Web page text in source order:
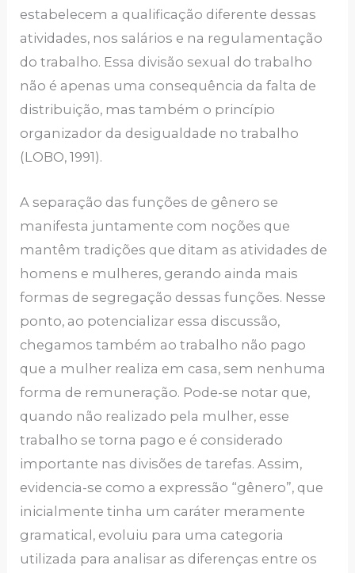
estabelecem a qualificação diferente dessas
atividades, nos salários e na regulamentação
do trabalho. Essa divisão sexual do trabalho
não é apenas uma consequência da falta de
distribuição, mas também o princípio
organizador da desigualdade no trabalho
(LOBO, 1991).
A separação das funções de gênero se
manifesta juntamente com noções que
mantêm tradições que ditam as atividades de
homens e mulheres, gerando ainda mais
formas de segregação dessas funções. Nesse
ponto, ao potencializar essa discussão,
chegamos também ao trabalho não pago
que a mulher realiza em casa, sem nenhuma
forma de remuneração. Pode-se notar que,
quando não realizado pela mulher, esse
trabalho se torna pago e é considerado
importante nas divisões de tarefas. Assim,
evidencia-se como a expressão “gênero”, que
inicialmente tinha um caráter meramente
gramatical, evoluiu para uma categoria
utilizada para analisar as diferenças entre os